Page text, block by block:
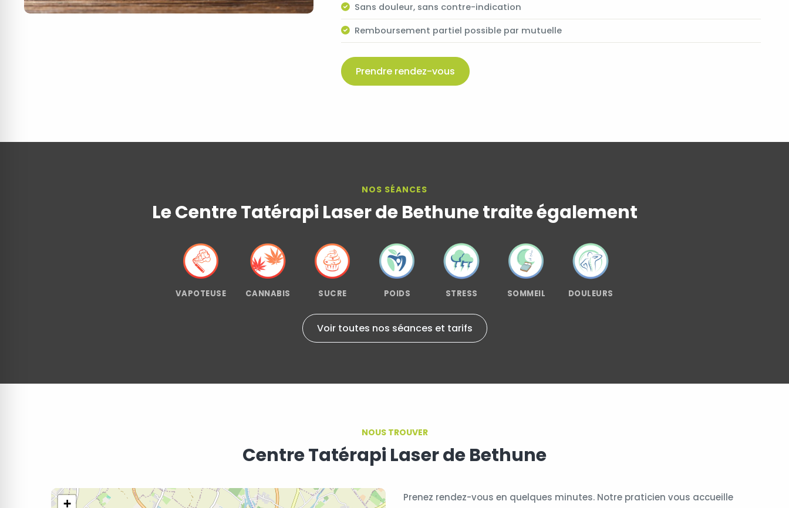
Sans douleur, sans contre-indication
Remboursement partiel possible par mutuelle
Prendre rendez-vous
NOS SÉANCES
Le Centre Tatérapi Laser de Bethune traite également
VAPOTEUSE CANNABIS SUCRE POIDS STRESS SOMMEIL DOULEURS
Voir toutes nos séances et tarifs
NOUS TROUVER
Centre Tatérapi Laser de Bethune
+
Prenez rendez-vous en quelques minutes. Notre praticien vous accueille